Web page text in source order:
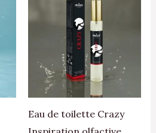
Eau de toilette Crazy